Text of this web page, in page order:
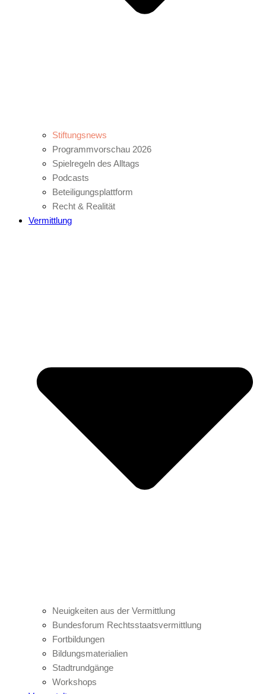
Stiftungsnews
Programmvorschau 2026
Spielregeln des Alltags
Podcasts
Beteiligungsplattform
Recht & Realität
Vermittlung
Neuigkeiten aus der Vermittlung
Bundesforum Rechtsstaatsvermittlung
Fortbildungen
Bildungsmaterialien
Stadtrundgänge
Workshops